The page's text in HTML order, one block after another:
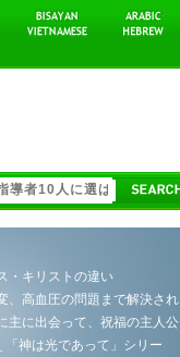
・キリストの違い
、高血圧の問題まで解決され
主に出会って、祝福の主人公
「神は光であって」シリー